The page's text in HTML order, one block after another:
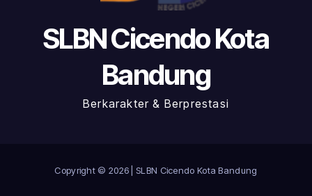
SLBN Cicendo Kota
Bandung
Berkarakter & Berprestasi
Copyright © 2026 | SLBN Cicendo Kota Bandung